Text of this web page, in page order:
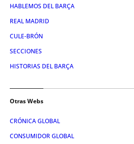
HABLEMOS DEL BARÇA
REAL MADRID
CULE-BRÓN
SECCIONES
HISTORIAS DEL BARÇA
Otras Webs
CRÓNICA GLOBAL
CONSUMIDOR GLOBAL